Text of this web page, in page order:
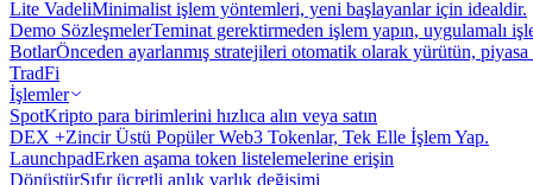
Lite VadeliMinimalist işlem yöntemleri, yeni başlayanlar için idealdir.
Demo SözleşmelerTeminat gerektirmeden işlem yapın, uygulamalı
BotlarÖnceden ayarlanmış stratejileri otomatik olarak yürütün, piyasa
TradFi
İşlemler
SpotKripto para birimlerini hızlıca alın veya satın
DEX +Zincir Üstü Popüler Web3 Tokenlar, Tek Elle İşlem Yap.
LaunchpadErken aşama token listelemelerine erişin
DönüştürSıfır ücretli anlık varlık değişimi